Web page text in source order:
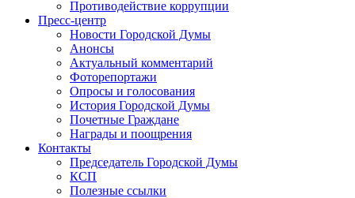
Противодействие коррупции
Пресс-центр
Новости Городской Думы
Анонсы
Актуальный комментарий
Фоторепортажи
Опросы и голосования
История Городской Думы
Почетные Граждане
Награды и поощрения
Контакты
Председатель Городской Думы
КСП
Полезные ссылки